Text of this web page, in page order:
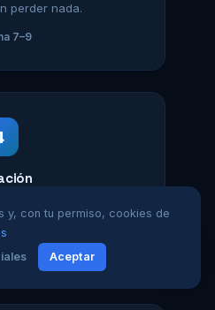
perder nada.
7–9
incluido.
y, con tu permiso, cookies de
Aceptar